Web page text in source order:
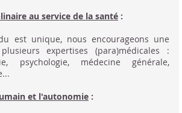
au service de la santé :
est unique, nous encourageons une
expertises (para)médicales :
psychologie, médecine générale,
et l'autonomie :